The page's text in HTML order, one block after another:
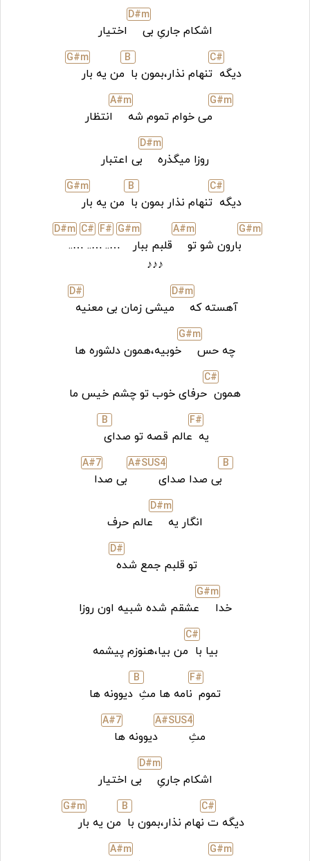
اشکام جاریِ بی
D#m
اختیار
دیگه
C#
تنهام نذار،بمون با
B
من یه بار
G#m
G#m
می خوام تموم شه
A#m
انتظار
روزا میگذره
D#m
بی اعتبار
دیگه
C#
تنهام نذار بمون با
B
من یه بار
G#m
G#m
بارون شو تو
A#m
قلبم ببار
G#m
…..
F#
…..
C#
…..
D#m
♪♪♪
آهسته که
D#m
میشی زمان بی معنیه
D#
چه حس
G#m
خوبیه،همون دلشوره ها
همون
C#
حرفای خوب تو چشم خیس ما
یه
F#
عالم قصه تو صدای
B
B
بی صدا صدای
A#SUS4
بی صدا
A#7
انگار یه
D#m
عالم حرف
تو قلبم جمع شده
D#
خدا
G#m
عشقم شده شبیه اون روزا
بیا با
C#
من بیا،هنوزم پیشمه
تموم
F#
نامه ها مثِ
B
دیوونه ها
مثِ
A#SUS4
دیوونه ها
A#7
اشکام جاریِ
D#m
بی اختیار
دیگه ت
C#
نهام نذار،بمون با
B
من یه بار
G#m
G#m
A#m